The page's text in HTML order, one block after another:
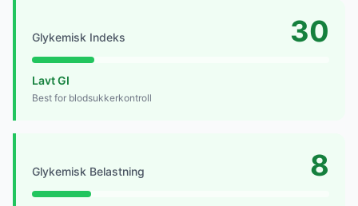
Glykemisk Indeks 30
Lavt GI
Best for blodsukkerkontroll
Glykemisk Belastning 8